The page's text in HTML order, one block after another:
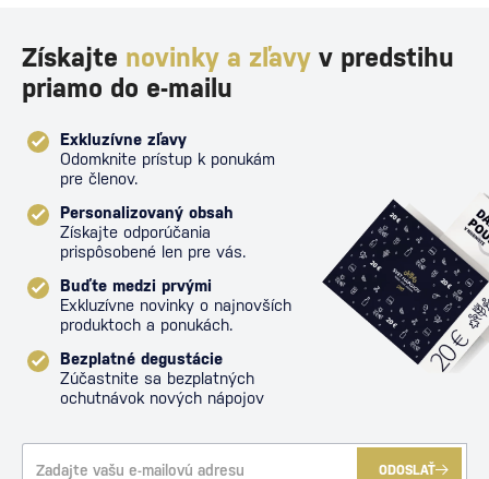
Získajte novinky a zľavy v predstihu
priamo do e-mailu
Exkluzívne zľavy
Odomknite prístup k ponukám
pre členov.
Personalizovaný obsah
Získajte odporúčania
prispôsobené len pre vás.
Buďte medzi prvými
Exkluzívne novinky o najnovších
produktoch a ponukách.
Bezplatné degustácie
Zúčastnite sa bezplatných
ochutnávok nových nápojov
ODOSLAŤ